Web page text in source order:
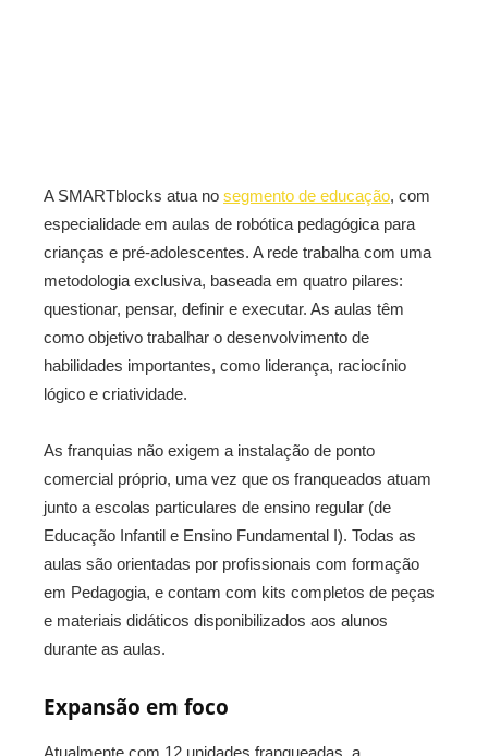
A SMARTblocks atua no segmento de educação, com
especialidade em aulas de robótica pedagógica para
crianças e pré-adolescentes. A rede trabalha com uma
metodologia exclusiva, baseada em quatro pilares:
questionar, pensar, definir e executar. As aulas têm
como objetivo trabalhar o desenvolvimento de
habilidades importantes, como liderança, raciocínio
lógico e criatividade.
As franquias não exigem a instalação de ponto
comercial próprio, uma vez que os franqueados atuam
junto a escolas particulares de ensino regular (de
Educação Infantil e Ensino Fundamental I). Todas as
aulas são orientadas por profissionais com formação
em Pedagogia, e contam com kits completos de peças
e materiais didáticos disponibilizados aos alunos
durante as aulas.
Expansão em foco
Atualmente com 12 unidades franqueadas, a